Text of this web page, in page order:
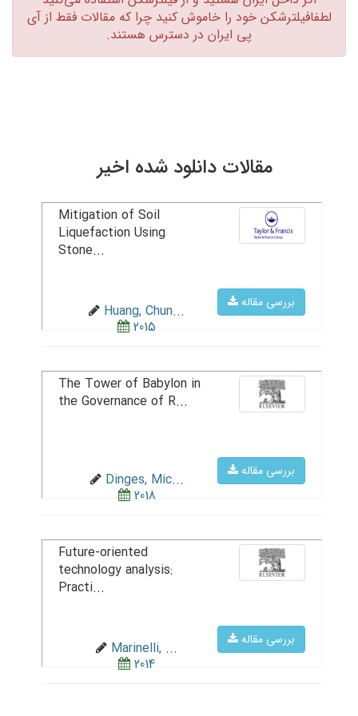
لطفافیلترشکن خود را خاموش کنید چرا که مقالات فقط از آی
پی ایران در دسترس هستند.‏
مقالات دانلود شده اخیر
بررسی مقاله
Mitigation of Soil
Liquefaction Using
Stone...
Huang, Chun...
2015
بررسی مقاله
The Tower of Babylon in
the Governance of R...
Dinges, Mic...
2018
بررسی مقاله
Future-oriented
technology analysis:
Practi...
Marinelli, ...
2014